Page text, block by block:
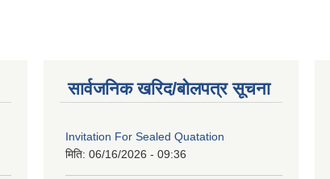
सार्वजनिक खरिद/बोलपत्र सूचना
Invitation For Sealed Quatation
मिति: 06/16/2026 - 09:36